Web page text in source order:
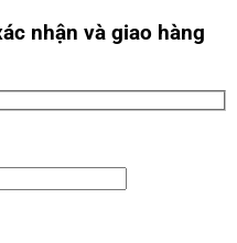
nhận và giao hàng